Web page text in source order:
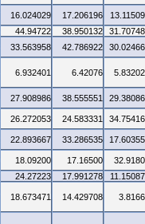
16.024029 17.206196
44.94722 38.950132
33.563958 42.786922
6.932401 6.42076
27.908986 38.555551
26.272053 24.583331
22.893667 33.286535
18.09200 17.16500
24.27223 17.991278
18.673471 14.429708